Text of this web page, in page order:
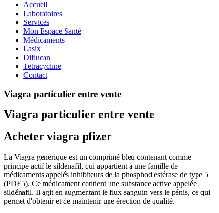
Accueil
Laboratoires
Services
Mon Espace Santé
Médicaments
Lasix
Diflucan
Tetracycline
Contact
Viagra particulier entre vente
Viagra particulier entre vente
Acheter viagra pfizer
La Viagra generique est un comprimé bleu contenant comme
principe actif le sildénafil, qui appartient à une famille de
médicaments appelés inhibiteurs de la phosphodiestérase de type 5
(PDE5). Ce médicament contient une substance active appelée
sildénafil. Il agit en augmentant le flux sanguin vers le pénis, ce qui
permet d'obtenir et de maintenir une érection de qualité.